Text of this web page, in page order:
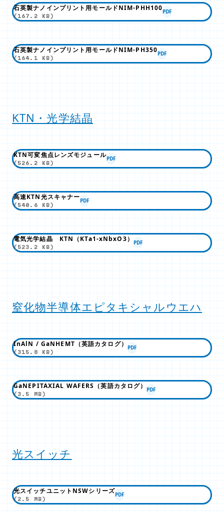
石英製ナノインプリント用モールドNIM-PHH100
(167.2 KB)
PDF
石英製ナノインプリント用モールドNIM-PH350
(164.1 KB)
PDF
KTN・光学結晶
KTN可変焦点レンズモジュール
(526.2 KB)
PDF
高速KTN光スキャナー
(540.6 KB)
PDF
電気光学結晶 KTN（KTa1-xNbxO3）
(523.2 KB)
PDF
窒化物半導体エピタキシャルウエハ
InAlN / GaNHEMT（英語カタログ）
(315.8 KB)
PDF
GaNEPITAXIAL WAFERS（英語カタログ）
(3.5 MB)
PDF
光スイッチ
光スイッチユニットNSWシリーズ
(2.5 MB)
PDF